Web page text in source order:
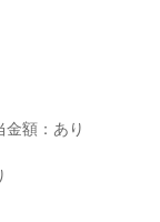
額：あり